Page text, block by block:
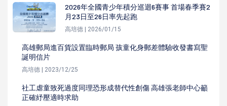
2026年全國青少年積分巡迴6賽事 首場春季賽2
月23日至26日率先起跑
高培德 | 2026/01/15
高雄郵局進百貨設置臨時郵局 孩童化身郵差體驗收發書寫聖
誕明信片
高培德 | 2023/12/25
社工虐童致死過度同理恐形成替代性創傷 高雄張老師中心籲
正確紓壓適時求助